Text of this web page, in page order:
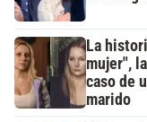
La
mujer",
caso de
marido